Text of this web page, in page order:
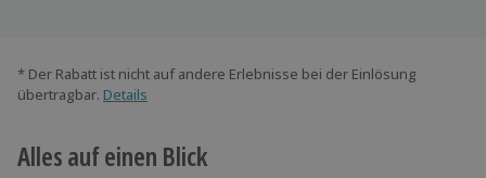
* Der Rabatt ist nicht auf andere Erlebnisse bei der Einlösung
übertragbar. Details
Alles auf einen Blick